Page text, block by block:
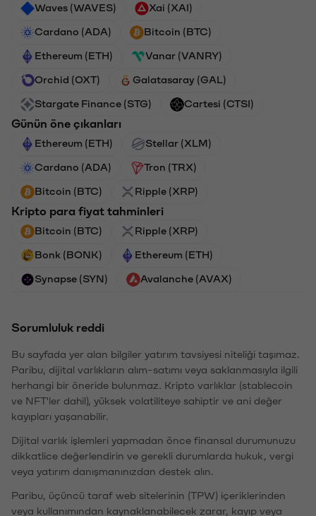
Waves (WAVES) Xai (XAI)
Cardano (ADA) Bitcoin (BTC)
Ethereum (ETH) Vanar (VANRY)
Orchid (OXT) Galatasaray (GAL)
Stargate Finance (STG) Cartesi (CTSI)
Günün öne çıkanları
Ethereum (ETH) Stellar (XLM)
Cardano (ADA) Tron (TRX)
Bitcoin (BTC) Ripple (XRP)
Kripto para fiyat tahminleri
Bitcoin (BTC) Ripple (XRP)
Bonk (BONK) Ethereum (ETH)
Synapse (SYN) Avalanche (AVAX)
Sorumluluk reddi
Bu sayfada yer alan bilgiler yatırım tavsiyesi niteliği taşımaz.
Paribu, dijital varlıkların alım-satımı veya saklanmasıyla ilgili
herhangi bir öneride bulunmaz. Kripto varlıklar (stablecoin
ve NFT'ler dahil), yüksek volatiliteye sahiptir ve ani değer
kayıpları yaşanabilir.
Dijital varlık işlemleri yapmadan önce finansal durumunuzu
dikkatlice değerlendirin ve gerekli durumlarda hukuk, vergi
veya yatırım danışmanınızdan destek alın.
Paribu, üçüncü taraf web sitelerinin (TPW) içeriklerinden
veya kullanımından kaynaklanabilecek zarar, kayıp veya